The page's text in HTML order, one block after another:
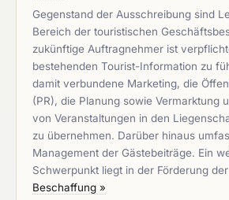
Gegenstand der Ausschreibung sind
Bereich der touristischen
zukünftige Auftragnehmer ist
bestehenden Tourist-Information zu
damit verbundene Marketing, die
(PR), die Planung sowie Vermarktung
von Veranstaltungen in den
zu übernehmen. Darüber hinaus
Management der Gästebeiträge. Ein
Schwerpunkt liegt in der Förderung
Beschaffung »